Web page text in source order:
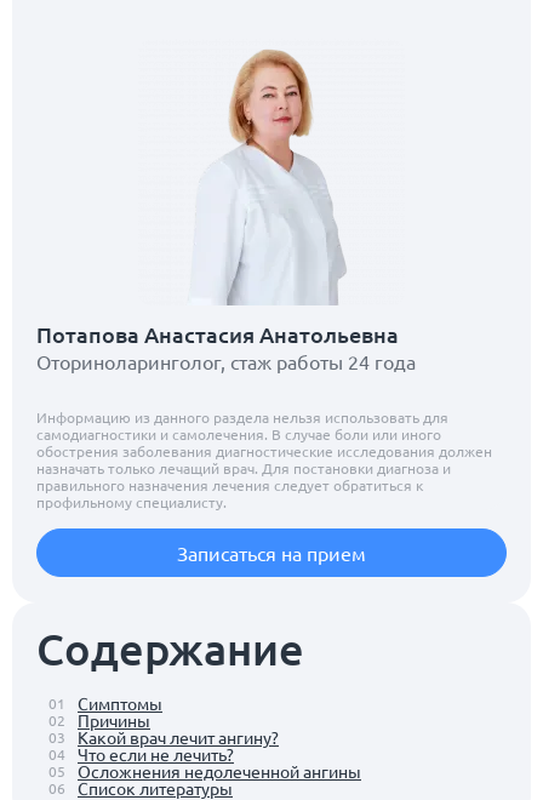
Содержание
01 Симптомы
02 Причины
03 Какой врач лечит ангину?
04 Что если не лечить?
05 Осложнения недолеченной ангины
06 Список литературы
Потапова Анастасия Анатольевна
Оториноларинголог, стаж работы 24 года
Информацию из данного раздела нельзя использовать для
самодиагностики и самолечения. В случае боли или иного
обострения заболевания диагностические исследования должен
назначать только лечащий врач. Для постановки диагноза и
правильного назначения лечения следует обратиться к
профильному специалисту.
Записаться на прием